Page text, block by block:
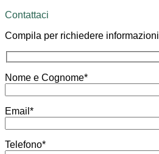
Contattaci
Compila per richiedere informazioni
Nome e Cognome*
Email*
Telefono*